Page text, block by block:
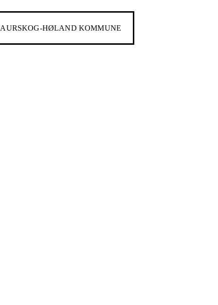
AURSKOG-HØLAND KOMMUNE